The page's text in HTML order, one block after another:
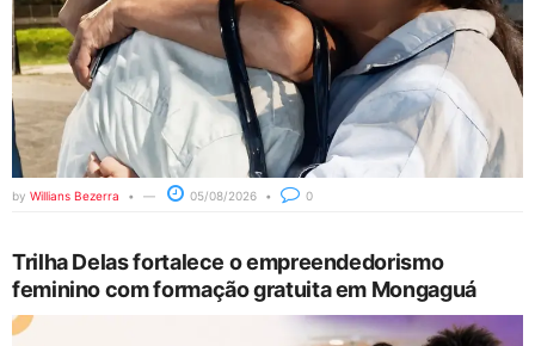
by Willians Bezerra 05/08/2026 0
Trilha Delas fortalece o empreendedorismo
feminino com formação gratuita em Mongaguá